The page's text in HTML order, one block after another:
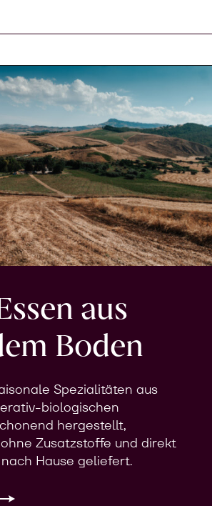
im Warenkorb
aus
Boden
Spezialitäten aus
biologischen
hergestellt,
Zusatzstoffe und direkt
Hause geliefert.